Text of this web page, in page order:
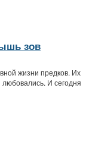
зов
жизни предков. Их
И сегодня